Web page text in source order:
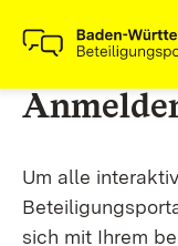
Um alle
sich mit Ihrem